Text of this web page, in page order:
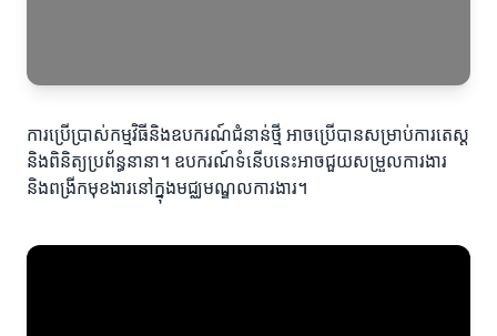
ការប្រើប្រាស់កម្មវិធីនិងឧបករណ៍ជំនាន់ថ្មី អាចប្រើបានសម្រាប់ការតេស្ត
និងពិនិត្យប្រព័ន្ធនានា។ ឧបករណ៍ទំនើបនេះអាចជួយសម្រួលការងារ
និងពង្រីកមុខងារនៅក្នុងមជ្ឈមណ្ឌលការងារ។